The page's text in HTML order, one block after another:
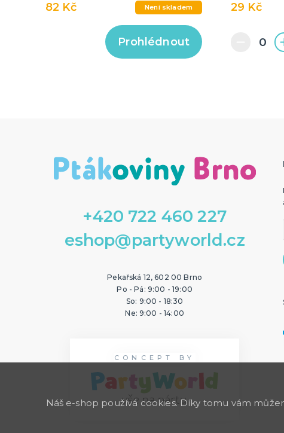
82 Kč Není skladem
Prohlédnout
29 Kč
+420 722 460 227
eshop@partyworld.cz
Pekařská 12, 602 00 Brno
Po - Pá: 9:00 - 19:00
So: 9:00 - 18:30
Ne: 9:00 - 14:00
CONCEPT BY
Náš e-shop používá cookies. Díky tomu vám